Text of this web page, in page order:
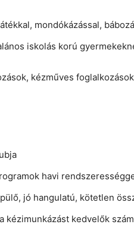
mondókázással,
iskolás korú
kézműves
havi
jó hangulatú, kötetlen
kézimunkázást kedvelők